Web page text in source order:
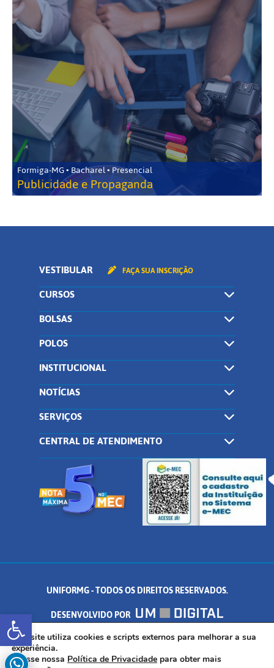
Abrir a barra de ferramentas
Formiga-MG • Bacharel • Presencial
Publicidade e Propaganda
VESTIBULAR FAÇA SUA INSCRIÇÃO
CURSOS
BOLSAS
POLOS
INSTITUCIONAL
NOTÍCIAS
SERVIÇOS
CENTRAL DE ATENDIMENTO
UNIFORMG - TODOS OS DIREITOS RESERVADOS.
DESENVOLVIDO POR
AV. DR. ARNALDO DE SENNA, 328 - PALMEIRAS, FORMIGA/MG - CEP:
35.574.530
Este site utiliza cookies e scripts externos para melhorar a sua
experiência.
Acesse nossa Política de Privacidade para obter mais